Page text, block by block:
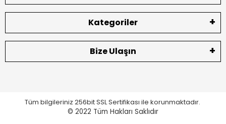
Kategoriler
Bize Ulaşın
Tüm bilgileriniz 256bit SSL Sertifikası ile korunmaktadır.
© 2022 Tüm Hakları Saklıdır